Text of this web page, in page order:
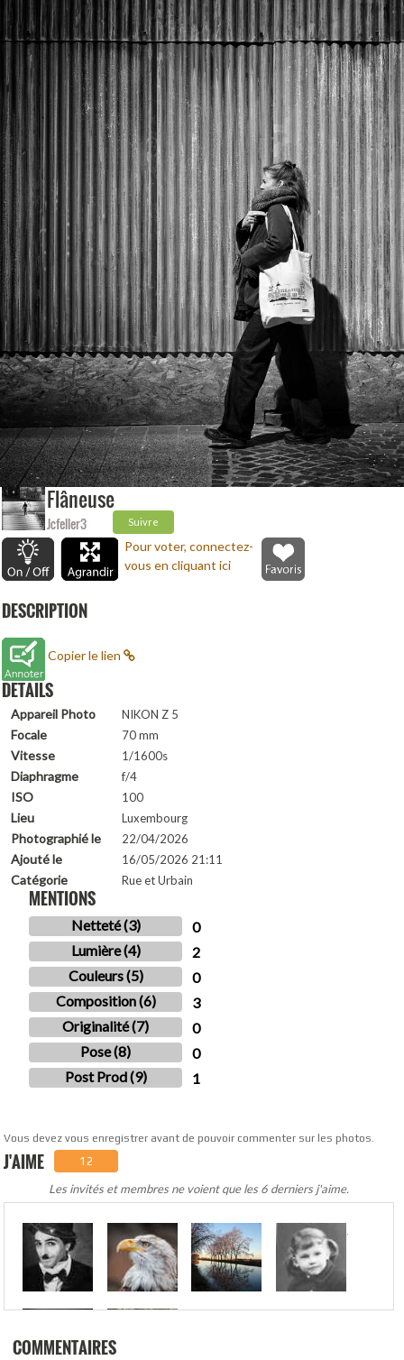
Flâneuse
Jcfeller3 Suivre
Pour voter, connectez-
vous en cliquant ici
DESCRIPTION
Copier le lien
DETAILS
Appareil Photo NIKON Z 5
Focale 70 mm
Vitesse 1/1600s
Diaphragme f/4
ISO 100
Lieu Luxembourg
Photographié le 22/04/2026
Ajouté le 16/05/2026 21:11
Catégorie Rue et Urbain
MENTIONS
Netteté (3)
0
Lumière (4)
2
Couleurs (5)
0
Composition (6)
3
Originalité (7)
0
Pose (8)
0
Post Prod (9)
1
Vous devez vous enregistrer avant de pouvoir commenter sur les photos.
J'AIME 12
Les invités et membres ne voient que les 6 derniers j'aime.
.
COMMENTAIRES